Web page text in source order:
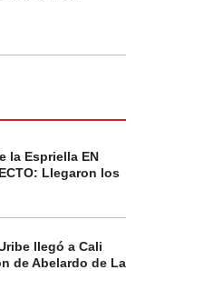
la Espriella EN
Llegaron los
llegó a Cali
de Abelardo de La